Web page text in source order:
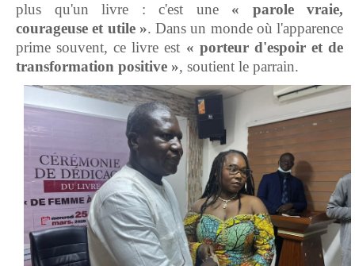
plus qu'un livre : c'est une « parole vraie,
courageuse et utile ». Dans un monde où l'apparence
prime souvent, ce livre est « porteur d'espoir et de
transformation positive », soutient le parrain.